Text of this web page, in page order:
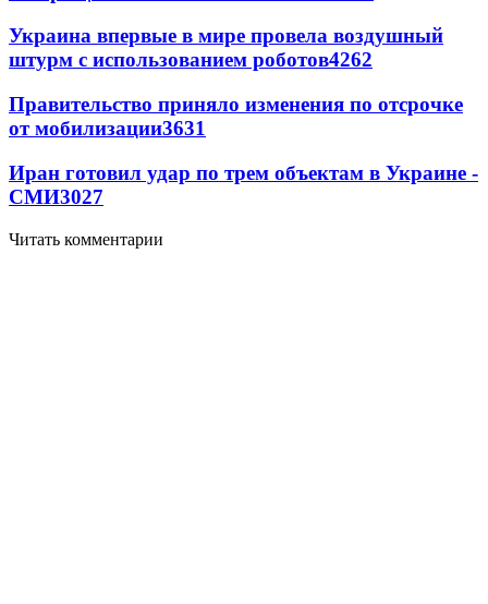
Украина впервые в мире провела воздушный
штурм с использованием роботов4262
Правительство приняло изменения по отсрочке
от мобилизации3631
Иран готовил удар по трем объектам в Украине -
СМИ3027
Читать комментарии